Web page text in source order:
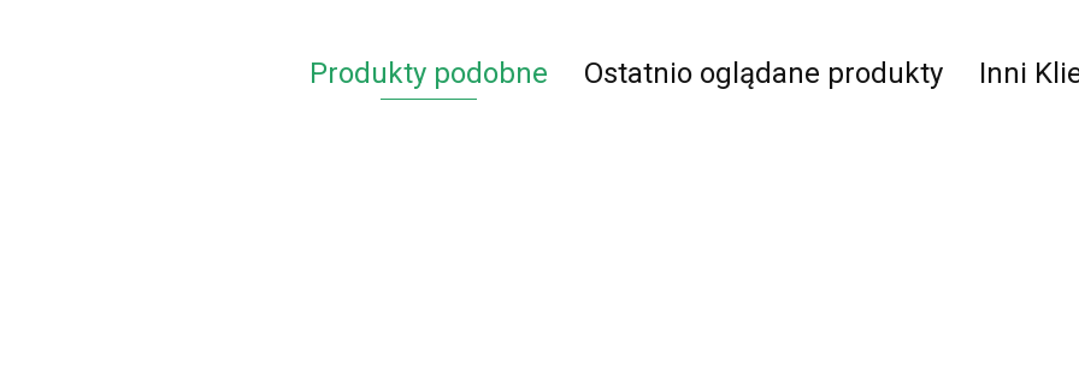
Produkty podobne Ostatnio oglądane produkty Inni